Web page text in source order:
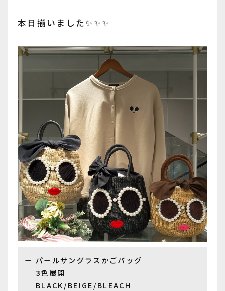
本日揃いました✨️✨️✨️
パールサングラスかごバッグ
3色展開
BLACK/BEIGE/BLEACH